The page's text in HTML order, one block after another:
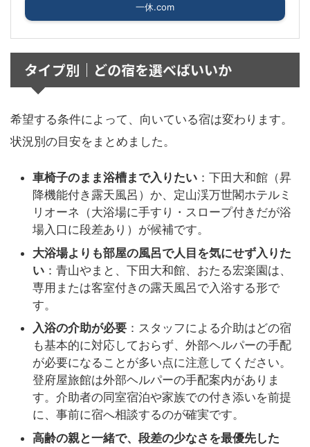
一休.com
タイプ別｜どの宿を選べばいいか
希望する条件によって、向いている宿は変わります。
状況別の目安をまとめました。
車椅子のまま浴槽まで入りたい ：下田大和館（昇
降機能付き露天風呂）か、定山渓万世閣ホテルミ
リオーネ（大浴場に手すり・スロープ付きだが浴
場入口に段差あり）が候補です。
大浴場よりも部屋の風呂で人目を気にせず入りた
い ：青山やまと、下田大和館、おたる宏楽園は、
専用または客室付きの露天風呂で入浴する形で
す。
入浴の介助が必要 ：スタッフによる介助はどの宿
も基本的に対応しておらず、外部ヘルパーの手配
が必要になることが多い点に注意してください。
登府屋旅館は外部ヘルパーの手配案内がありま
す。介助者の同室宿泊や家族での付き添いを前提
に、事前に宿へ相談するのが確実です。
高齢の親と一緒で、段差の少なさを最優先した